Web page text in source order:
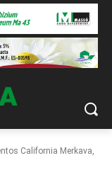
California Merkava,